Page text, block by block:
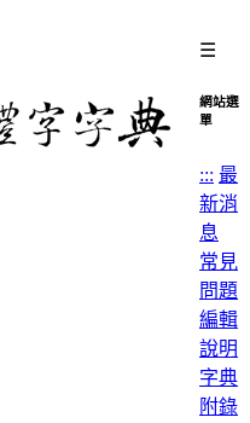
☰
網站選
單
::: 最
新消
息
常見
問題
編輯
說明
字典
附錄